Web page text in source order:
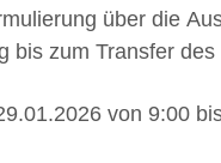
über die
bis zum Transfer
von 9:00